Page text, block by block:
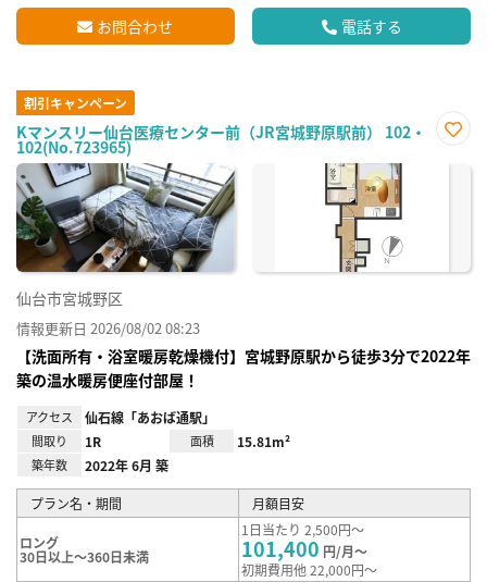
お問合わせ 電話する
割引キャンペーン
Kマンスリー仙台医療センター前（JR宮城野原駅前） 102・
102(No.723965)
に入
仙台市宮城野区
情報更新日 2026/08/02 08:23
【洗面所有・浴室暖房乾燥機付】宮城野原駅から徒歩3分で2022年
築の温水暖房便座付部屋！
アクセス 仙石線「あおば通駅」
間取り 1R 面積 15.81m²
築年数 2022年 6月 築
プラン名・期間 月額目安
ロング
30日以上～360日未満
1日当たり 2,500円～
101,400 円/月～
初期費用他 22,000円～